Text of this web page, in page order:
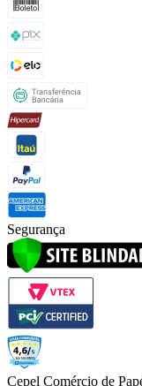
Segurança
Cepel Comércio de